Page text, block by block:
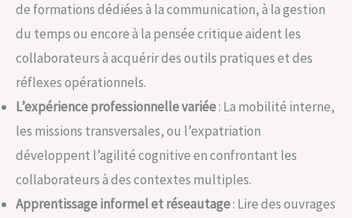
de formations dédiées à la communication, à la gestion
du temps ou encore à la pensée critique aident les
collaborateurs à acquérir des outils pratiques et des
réflexes opérationnels.
L’expérience professionnelle variée: La mobilité interne,
les missions transversales, ou l’expatriation
développent l’agilité cognitive en confrontant les
collaborateurs à des contextes multiples.
Apprentissage informel et réseautage: Lire des ouvrages